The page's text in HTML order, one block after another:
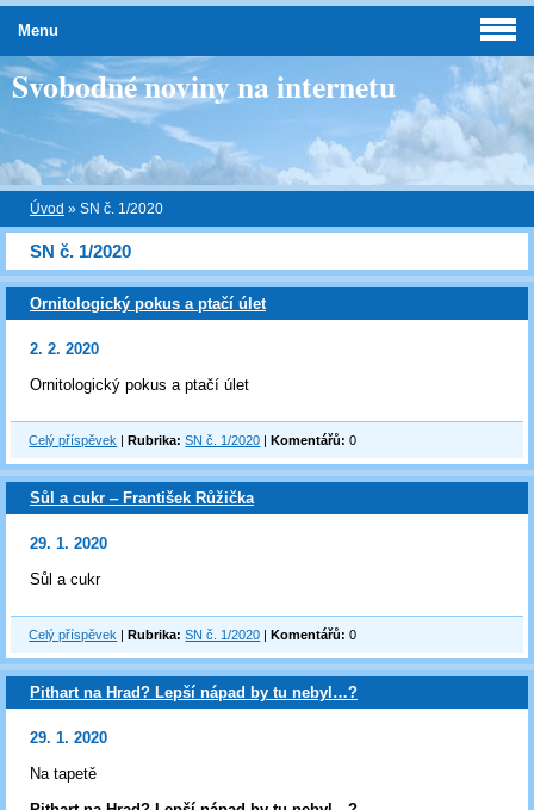
Svobodné noviny na internetu
Úvod » SN č. 1/2020
SN č. 1/2020
Ornitologický pokus a ptačí úlet
2. 2. 2020
Ornitologický pokus a ptačí úlet
Celý příspěvek |Rubrika: SN č. 1/2020 |Komentářů: 0
Sůl a cukr ‒ František Růžička
29. 1. 2020
Sůl a cukr
Celý příspěvek |Rubrika: SN č. 1/2020 |Komentářů: 0
Pithart na Hrad? Lepší nápad by tu nebyl…?
29. 1. 2020
Na tapetě
Menu